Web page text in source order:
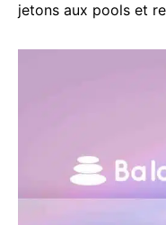
jetons aux pools et